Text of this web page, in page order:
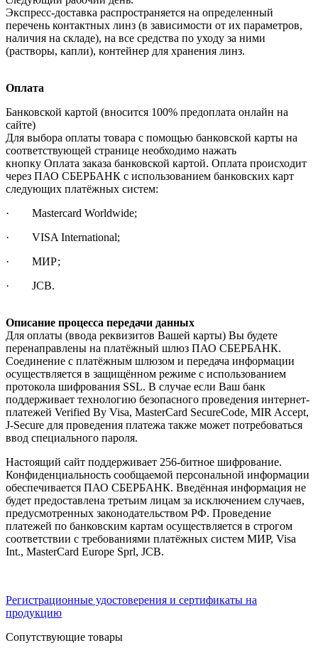
Экспресс-доставка распространяется на определенный
перечень контактных линз (в зависимости от их параметров,
наличия на складе), на все средства по уходу за ними
(растворы, капли), контейнер для хранения линз.
Оплата
Банковской картой (вносится 100% предоплата онлайн на
сайте)
Для выбора оплаты товара с помощью банковской карты на
соответствующей странице необходимо нажать
кнопку Оплата заказа банковской картой. Оплата происходит
через ПАО СБЕРБАНК с использованием банковских карт
следующих платёжных систем:
· Mastercard Worldwide;
· VISA International;
· МИР;
· JCB.
Описание процесса передачи данных
Для оплаты (ввода реквизитов Вашей карты) Вы будете
перенаправлены на платёжный шлюз ПАО СБЕРБАНК.
Соединение с платёжным шлюзом и передача информации
осуществляется в защищённом режиме с использованием
протокола шифрования SSL. В случае если Ваш банк
поддерживает технологию безопасного проведения интернет-
платежей Verified By Visa, MasterCard SecureCode, MIR Accept,
J-Secure для проведения платежа также может потребоваться
ввод специального пароля.
Настоящий сайт поддерживает 256-битное шифрование.
Конфиденциальность сообщаемой персональной информации
обеспечивается ПАО СБЕРБАНК. Введённая информация не
будет предоставлена третьим лицам за исключением случаев,
предусмотренных законодательством РФ. Проведение
платежей по банковским картам осуществляется в строгом
соответствии с требованиями платёжных систем МИР, Visa
Int., MasterCard Europe Sprl, JCB.
Регистрационные удостоверения и сертификаты на
продукцию
Сопутствующие товары